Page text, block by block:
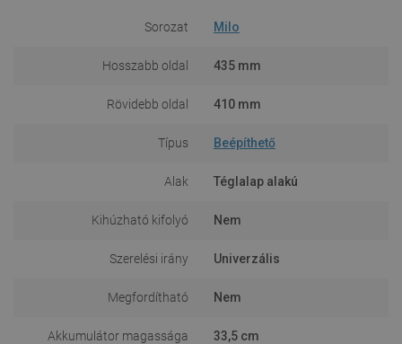
Sorozat Milo
Hosszabb oldal 435 mm
Rövidebb oldal 410 mm
Típus Beépíthető
Alak Téglalap alakú
Kihúzható kifolyó Nem
Szerelési irány Univerzális
Megfordítható Nem
Akkumulátor magassága 33,5 cm